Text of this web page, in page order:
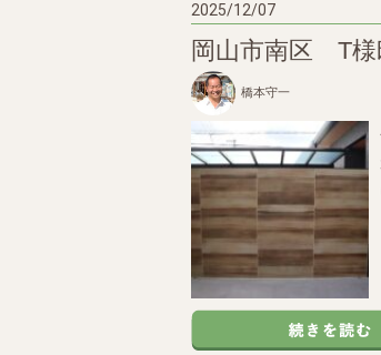
2025/12/07
岡山市南区 T
橋本守一